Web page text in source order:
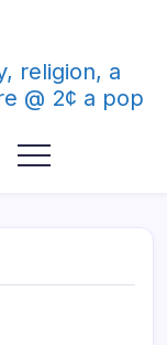
religion, a
@ 2¢ a pop